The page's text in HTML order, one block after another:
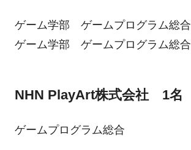
ゲーム学部 ゲームプログラム総合
ゲーム学部 ゲームプログラム総合
NHN PlayArt株式会社 1名
ゲームプログラム総合